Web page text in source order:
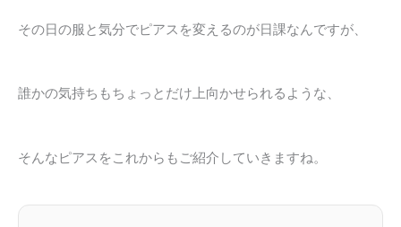
その日の服と気分でピアスを変えるのが日課なんですが、
誰かの気持ちもちょっとだけ上向かせられるような、
そんなピアスをこれからもご紹介していきますね。